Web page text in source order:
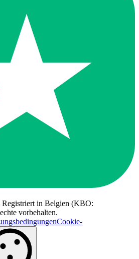
in Belgien (KBO:
vorbehalten.
Cookie-